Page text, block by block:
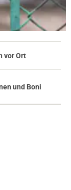
Kommentars
vor Ort
und Boni